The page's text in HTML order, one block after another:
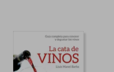
40%
dcto.